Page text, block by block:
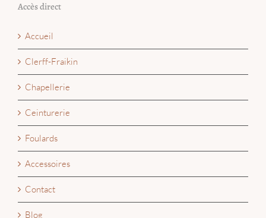
Accès direct
Accueil
Clerff-Fraikin
Chapellerie
Ceinturerie
Foulards
Accessoires
Contact
Blog